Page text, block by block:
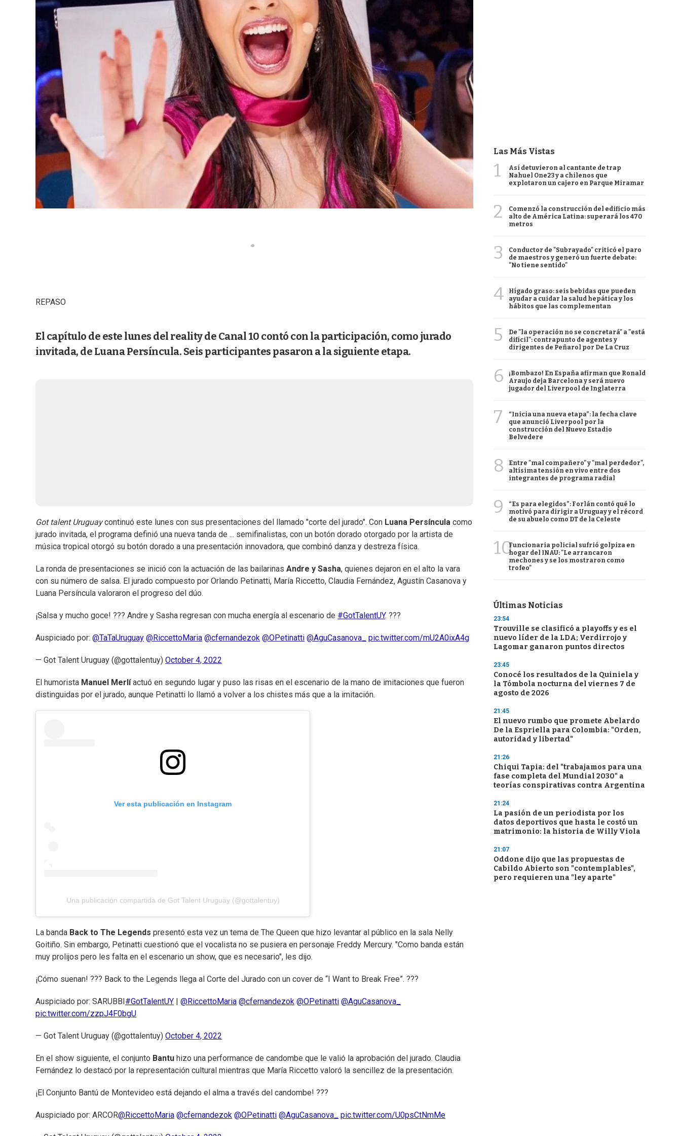
REPASO
El capítulo de este lunes del reality de Canal 10 contó con la participación, como jurado
invitada, de Luana Persíncula. Seis participantes pasaron a la siguiente etapa.
Got talent Uruguaycontinuó este lunes con sus presentaciones del llamado "corte del jurado". Con Luana Persíncula como
jurado invitada, el programa definió una nueva tanda de ... semifinalistas, con un botón dorado otorgado por la artista de
música tropical otorgó su botón dorado a una presentación innovadora, que combinó danza y destreza física.
La ronda de presentaciones se inició con la actuación de las bailarinas Andre y Sasha, quienes dejaron en el alto la vara
con su número de salsa. El jurado compuesto por Orlando Petinatti, María Riccetto, Claudia Fernández, Agustín Casanova y
Luana Persíncula valoraron el progreso del dúo.
¡Salsa y mucho goce! ??? Andre y Sasha regresan con mucha energía al escenario de #GotTalentUY. ???
Auspiciado por: @TaTaUruguay @RiccettoMaria @cfernandezok @OPetinatti @AguCasanova_ pic.twitter.com/mU2A0ixA4g
— Got Talent Uruguay (@gottalentuy) October 4, 2022
El humorista Manuel Merlíactuó en segundo lugar y puso las risas en el escenario de la mano de imitaciones que fueron
distinguidas por el jurado, aunque Petinatti lo llamó a volver a los chistes más que a la imitación.
Ver esta publicación en Instagram
Una publicación compartida de Got Talent Uruguay (@gottalentuy)
La banda Back to The Legends presentó esta vez un tema de The Queen que hizo levantar al público en la sala Nelly
Goitiño. Sin embargo, Petinatti cuestionó que el vocalista no se pusiera en personaje Freddy Mercury. "Como banda están
muy prolijos pero les falta en el escenario un show, que es necesario", les dijo.
¡Cómo suenan! ??? Back to the Legends llega al Corte del Jurado con un cover de “I Want to Break Free”. ???
Auspiciado por: SARUBBI #GotTalentUY @RiccettoMaria @cfernandezok @OPetinatti @AguCasanova_
pic.twitter.com/zzpJ4F0bgU
— Got Talent Uruguay (@gottalentuy) October 4, 2022
En el show siguiente, el conjunto Bantu hizo una performance de candombe que le valió la aprobación del jurado. Claudia
Fernández lo destacó por la representación cultural mientras que María Riccetto valoró la sencillez de la presentación.
¡El Conjunto Bantú de Montevideo está dejando el alma a través del candombe! ???
Auspiciado por: ARCOR@RiccettoMaria @cfernandezok @OPetinatti @AguCasanova_ pic.twitter.com/U0psCtNmMe
Las Más Vistas
1
Así detuvieron al cantante de trap
Nahuel One23 y a chilenos que
explotaron un cajero en Parque Miramar
2
Comenzó la construcción del edificio más
alto de América Latina: superará los 470
metros
3
Conductor de "Subrayado" criticó el paro
de maestros y generó un fuerte debate:
"No tiene sentido"
4
Hígado graso: seis bebidas que pueden
ayudar a cuidar la salud hepática y los
hábitos que las complementan
5
De "la operación no se concretará" a "está
difícil": contrapunto de agentes y
dirigentes de Peñarol por De La Cruz
6
¡Bombazo! En España afirman que Ronald
Araujo deja Barcelona y será nuevo
jugador del Liverpool de Inglaterra
7
“Inicia una nueva etapa”: la fecha clave
que anunció Liverpool por la
construcción del Nuevo Estadio
Belvedere
8
Entre "mal compañero" y "mal perdedor",
altísima tensión en vivo entre dos
integrantes de programa radial
9
“Es para elegidos”: Forlán contó qué lo
motivó para dirigir a Uruguay y el récord
de su abuelo como DT de la Celeste
10Funcionaria policial sufrió golpiza en
hogar del INAU: "Le arrancaron
mechones y se los mostraron como
trofeo"
Últimas Noticias
23:54
Trouville se clasificó a playoffs y es el
nuevo líder de la LDA; Verdirrojo y
Lagomar ganaron puntos directos
23:45
Conocé los resultados de la Quiniela y
la Tómbola nocturna del viernes 7 de
agosto de 2026
21:45
El nuevo rumbo que promete Abelardo
De la Espriella para Colombia: "Orden,
autoridad y libertad"
21:26
Chiqui Tapia: del "trabajamos para una
fase completa del Mundial 2030" a
teorías conspirativas contra Argentina
21:24
La pasión de un periodista por los
datos deportivos que hasta le costó un
matrimonio: la historia de Willy Viola
21:07
Oddone dijo que las propuestas de
Cabildo Abierto son "contemplables",
pero requieren una "ley aparte"